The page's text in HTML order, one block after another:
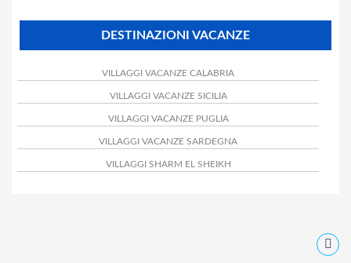
DESTINAZIONI VACANZE
VILLAGGI VACANZE CALABRIA
VILLAGGI VACANZE SICILIA
VILLAGGI VACANZE PUGLIA
VILLAGGI VACANZE SARDEGNA
VILLAGGI SHARM EL SHEIKH